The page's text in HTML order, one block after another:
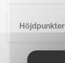
Höjdpunkter